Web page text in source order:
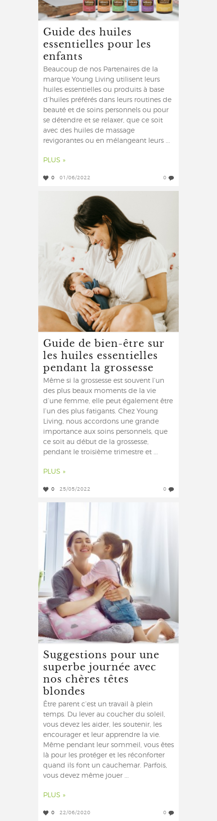
Guide des huiles
essentielles pour les
enfants
Beaucoup de nos Partenaires de la
marque Young Living utilisent leurs
huiles essentielles ou produits à base
d’huiles préférés dans leurs routines de
beauté et de soins personnels ou pour
se détendre et se relaxer, que ce soit
avec des huiles de massage
revigorantes ou en mélangeant leurs ...
PLUS »
0 01/06/2022 0
Guide de bien-être sur
les huiles essentielles
pendant la grossesse
Même si la grossesse est souvent l’un
des plus beaux moments de la vie
d’une femme, elle peut également être
l’un des plus fatigants. Chez Young
Living, nous accordons une grande
importance aux soins personnels, que
ce soit au début de la grossesse,
pendant le troisième trimestre et ...
PLUS »
0 25/05/2022 0
Suggestions pour une
superbe journée avec
nos chères têtes
blondes
Être parent c’est un travail à plein
temps. Du lever au coucher du soleil,
vous devez les aider, les soutenir, les
encourager et leur apprendre la vie.
Même pendant leur sommeil, vous êtes
là pour les protéger et les réconforter
quand ils font un cauchemar. Parfois,
vous devez même jouer ...
PLUS »
0 22/06/2020 0